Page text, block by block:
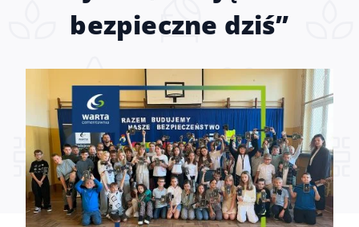
bezpieczne dziś”